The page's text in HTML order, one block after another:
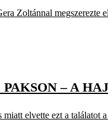
Zoltánnal megszerezte
– A
miatt elvette ezt a találatot